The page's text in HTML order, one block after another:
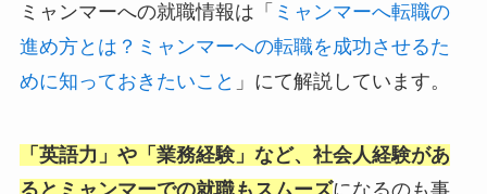
ミャンマーへの就職情報は「 ミャンマーへ転職の
進め方とは？ミャンマーへの転職を成功させるた
めに知っておきたいこと 」にて解説しています。
「 英語力」や「業務経験」など、社会人経験があ
るとミャンマーでの就職もスムーズになるのも事